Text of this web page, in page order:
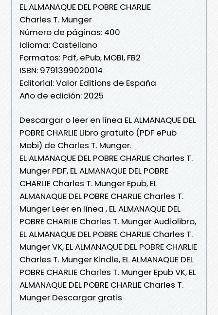
EL ALMANAQUE DEL POBRE CHARLIE
Charles T. Munger
Número de páginas: 400
Idioma: Castellano
Formatos: Pdf, ePub, MOBI, FB2
ISBN: 9791399020014
Editorial: Valor Editions de España
Año de edición: 2025
Descargar o leer en línea EL ALMANAQUE DEL
POBRE CHARLIE Libro gratuito (PDF ePub
Mobi) de Charles T. Munger.
EL ALMANAQUE DEL POBRE CHARLIE Charles T.
Munger PDF, EL ALMANAQUE DEL POBRE
CHARLIE Charles T. Munger Epub, EL
ALMANAQUE DEL POBRE CHARLIE Charles T.
Munger Leer en línea , EL ALMANAQUE DEL
POBRE CHARLIE Charles T. Munger Audiolibro,
EL ALMANAQUE DEL POBRE CHARLIE Charles T.
Munger VK, EL ALMANAQUE DEL POBRE CHARLIE
Charles T. Munger Kindle, EL ALMANAQUE DEL
POBRE CHARLIE Charles T. Munger Epub VK, EL
ALMANAQUE DEL POBRE CHARLIE Charles T.
Munger Descargar gratis